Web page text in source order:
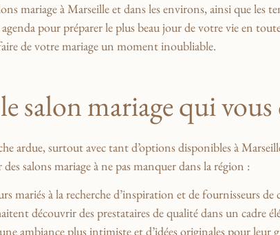
‌mariage à ⁢Marseille⁣ et dans les environs, ainsi que les
⁢pour⁣ préparer⁤ le plus beau jour de ⁢votre⁢ vie en
de votre mariage un moment inoubliable.
​salon mariage qui⁢
ardue, surtout avec ⁣tant d’options ‌disponibles à
salons mariage à ​ne pas manquer⁤ dans ⁢la région :
mariés ⁣à ⁢la recherche d’inspiration et de fournisseurs de
découvrir des prestataires de qualité dans un cadre
ambiance plus intimiste et d’idées originales‌ pour leur